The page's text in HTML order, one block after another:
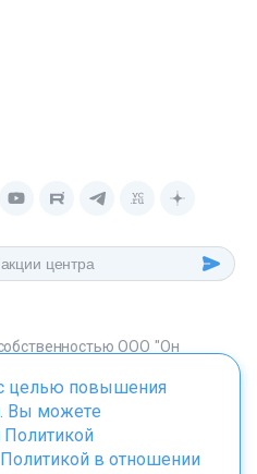
ООО "Он
со статьей 1259 ГК. РФ.
с целью повышения
Вы можете
Политикой
Политикой в отношении